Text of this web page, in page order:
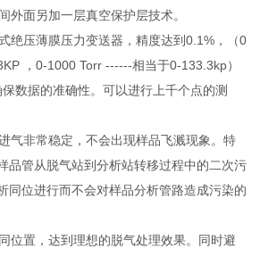
外面另加一层真空保护层技术。
绝压薄膜压力变送器，精度达到0.1%，（0
，0-1000 Torr ------相当于0-133.3kp）
数据的准确性。可以进行上千个点的测
气非常稳定，不会出现样品飞溅现象。特
品管从脱气站到分析站转移过程中的二次污
同位进行而不会对样品分析管路造成污染的
位置，达到理想的脱气处理效果。同时避